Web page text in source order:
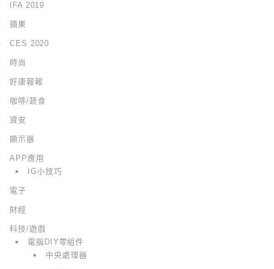
IFA 2019
蘋果
CES 2020
時尚
好康報報
咖啡/蔬食
資安
顯示器
APP應用
IG小技巧
電子
財經
科技/遊戲
電腦DIY零組件
中央處理器